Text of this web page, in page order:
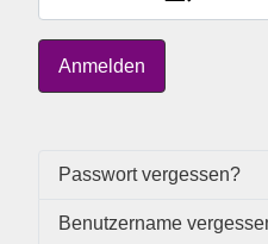
Anmelden
Passwort vergessen?
Benutzername